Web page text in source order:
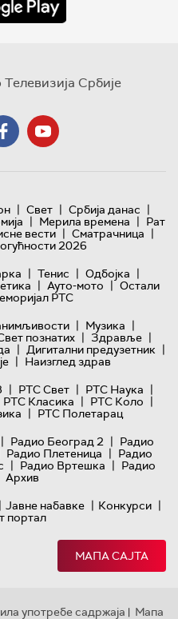
Србије
| Свет | Србија данас |
| Мерила времена | Рат
вести | Сматрачница |
2026
| Тенис | Одбојка |
| Ауто-мото | Остали
РТС
| Музика |
познатих | Здравље |
| Дигитални предузетник |
| Наизглед здрав
| РТС Свет | РТС Наука |
РТС Класика | РТС Коло |
| РТС Полетарац
| Радио Београд 2 | Радио
Радио Плетеница | Радио
| Радио Вртешка | Радио
Архив
| Јавне набавке | Конкурси |
портал
МАПА САЈТА
употребе садржаја | Мапа